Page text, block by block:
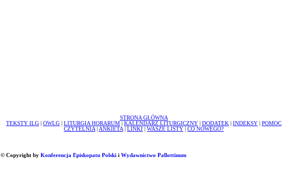
STRONA GŁÓWNA
TEKSTY ILG
OWLG LITURGIA HORARUM KALENDARZ LITURGICZNY DODATEK INDEKSY
POMOC
CZYTELNIA
ANKIETA LINKI WASZE LISTY CO NOWEGO?
© Copyright by Konferencja Episkopatu Polskii Wydawnictwo Pallottinum